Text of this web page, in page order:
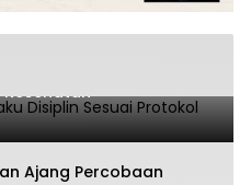
Perilaku Disiplin
Kesehatan
Ajang Percobaan